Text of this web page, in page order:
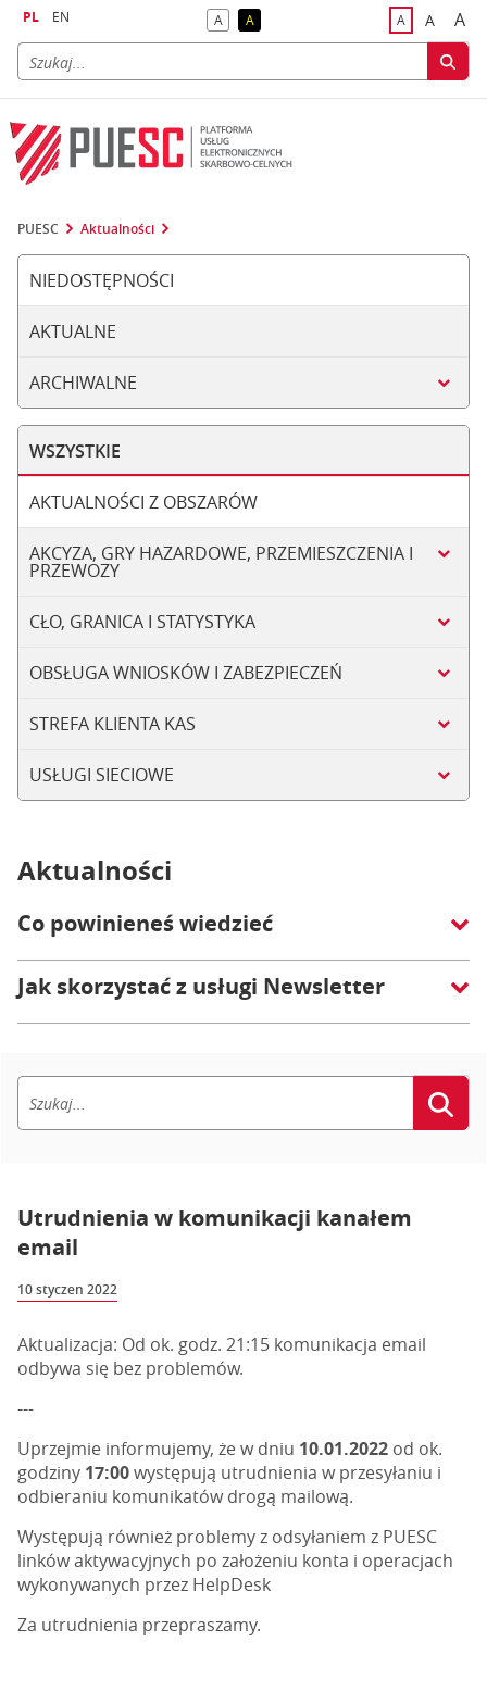
PL EN Akontrast domyślny
Akontrast żółty tekst na czarnym tle
Adomyślna
A A
PUESC Aktualności
NIEDOSTĘPNOŚCI
AKTUALNE
ARCHIWALNE
WSZYSTKIE
AKTUALNOŚCI Z OBSZARÓW
AKCYZA, GRY HAZARDOWE, PRZEMIESZCZENIA I
PRZEWOZY
CŁO, GRANICA I STATYSTYKA
OBSŁUGA WNIOSKÓW I ZABEZPIECZEŃ
STREFA KLIENTA KAS
USŁUGI SIECIOWE
Aktualności
Co powinieneś wiedzieć
Jak skorzystać z usługi Newsletter
Utrudnienia w komunikacji kanałem
email
10 styczen 2022
Aktualizacja: Od ok. godz. 21:15 komunikacja email
odbywa się bez problemów.
---
Uprzejmie informujemy, że w dniu 10.01.2022 od ok.
godziny 17:00występują utrudnienia w przesyłaniu i
odbieraniu komunikatów drogą mailową.
Występują również problemy z odsyłaniem z PUESC
linków aktywacyjnych po założeniu konta i operacjach
wykonywanych przez HelpDesk
Za utrudnienia przepraszamy.